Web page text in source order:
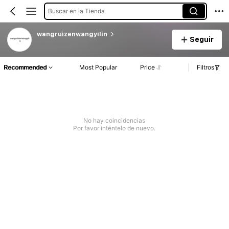
Buscar en la Tienda
wangruizenwangyilin
Seguir
Recommended Most Popular Price Filtros
No hay coincidencias
Por favor inténtelo de nuevo.